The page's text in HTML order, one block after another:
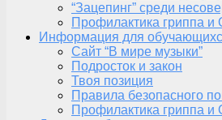
“Зацепинг” среди
Профилактика гриппа
Информация для
Сайт “В мире музыки”
Подросток и закон
Твоя позиция
Правила безопасного
Профилактика гриппа